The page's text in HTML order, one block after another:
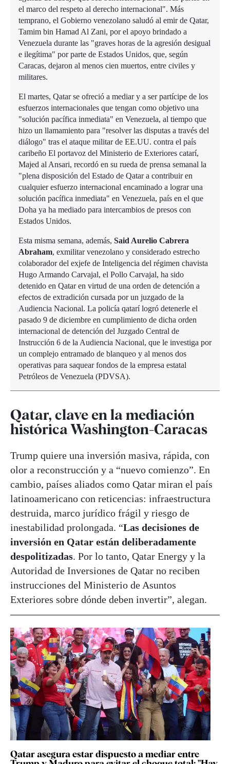
el marco del respeto al derecho internacional". Más
temprano, el Gobierno venezolano saludó al emir de Qatar,
Tamim bin Hamad Al Zani, por el apoyo brindado a
Venezuela durante las "graves horas de la agresión desigual
e ilegítima" por parte de Estados Unidos, que, según
Caracas, dejaron al menos cien muertos, entre civiles y
militares.
El martes, Qatar se ofreció a mediar y a ser partícipe de los
esfuerzos internacionales que tengan como objetivo una
"solución pacífica inmediata" en Venezuela, al tiempo que
hizo un llamamiento para "resolver las disputas a través del
diálogo" tras el ataque militar de EE.UU. contra el país
caribeño El portavoz del Ministerio de Exteriores catarí,
Majed al Ansari, recordó en su rueda de prensa semanal la
"plena disposición del Estado de Qatar a contribuir en
cualquier esfuerzo internacional encaminado a lograr una
solución pacífica inmediata" en Venezuela, país en el que
Doha ya ha mediado para intercambios de presos con
Estados Unidos.
Esta misma semana, además, Said Aurelio Cabrera
Abraham, exmilitar venezolano y considerado estrecho
colaborador del exjefe de Inteligencia del régimen chavista
Hugo Armando Carvajal, el Pollo Carvajal, ha sido
detenido en Qatar en virtud de una orden de detención a
efectos de extradición cursada por un juzgado de la
Audiencia Nacional. La policía qatarí logró detenerle el
pasado 9 de diciembre en cumplimiento de dicha orden
internacional de detención del Juzgado Central de
Instrucción 6 de la Audiencia Nacional, que le investiga por
un complejo entramado de blanqueo y al menos dos
operativas para saquear fondos de la empresa estatal
Petróleos de Venezuela (PDVSA).
Qatar, clave en la mediación
histórica Washington-Caracas
Trump quiere una inversión masiva, rápida, con
olor a reconstrucción y a “nuevo comienzo”. En
cambio, países aliados como Qatar miran el país
latinoamericano con reticencias: infraestructura
destruida, marco jurídico frágil y riesgo de
inestabilidad prolongada. “Las decisiones de
inversión en Qatar están deliberadamente
despolitizadas. Por lo tanto, Qatar Energy y la
Autoridad de Inversiones de Qatar no reciben
instrucciones del Ministerio de Asuntos
Exteriores sobre dónde deben invertir”, alegan.
Qatar asegura estar dispuesto a mediar entre